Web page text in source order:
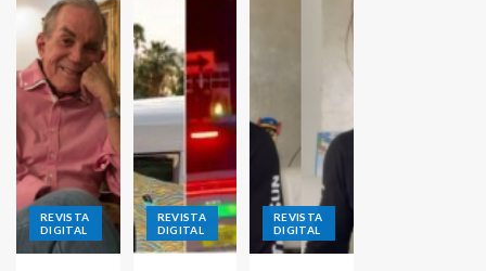
REVISTA
DIGITAL
REVISTA
DIGITAL
REVISTA
DIGITAL